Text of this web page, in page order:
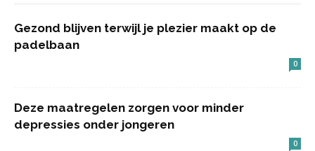
Gezond blijven terwijl je plezier maakt op de
padelbaan
0
Deze maatregelen zorgen voor minder
depressies onder jongeren
0